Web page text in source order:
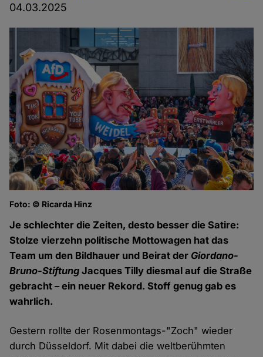
04.03.2025
Foto: © Ricarda Hinz
Je schlechter die Zeiten, desto besser die Satire:
Stolze vierzehn politische Mottowagen hat das
Team um den Bildhauer und Beirat der Giordano-
Bruno-Stiftung Jacques Tilly diesmal auf die Straße
gebracht – ein neuer Rekord. Stoff genug gab es
wahrlich.
Gestern rollte der Rosenmontags-"Zoch" wieder
durch Düsseldorf. Mit dabei die weltberühmten